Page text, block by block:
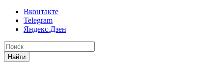
Вконтакте
Telegram
Яндекс.Дзен
Найти